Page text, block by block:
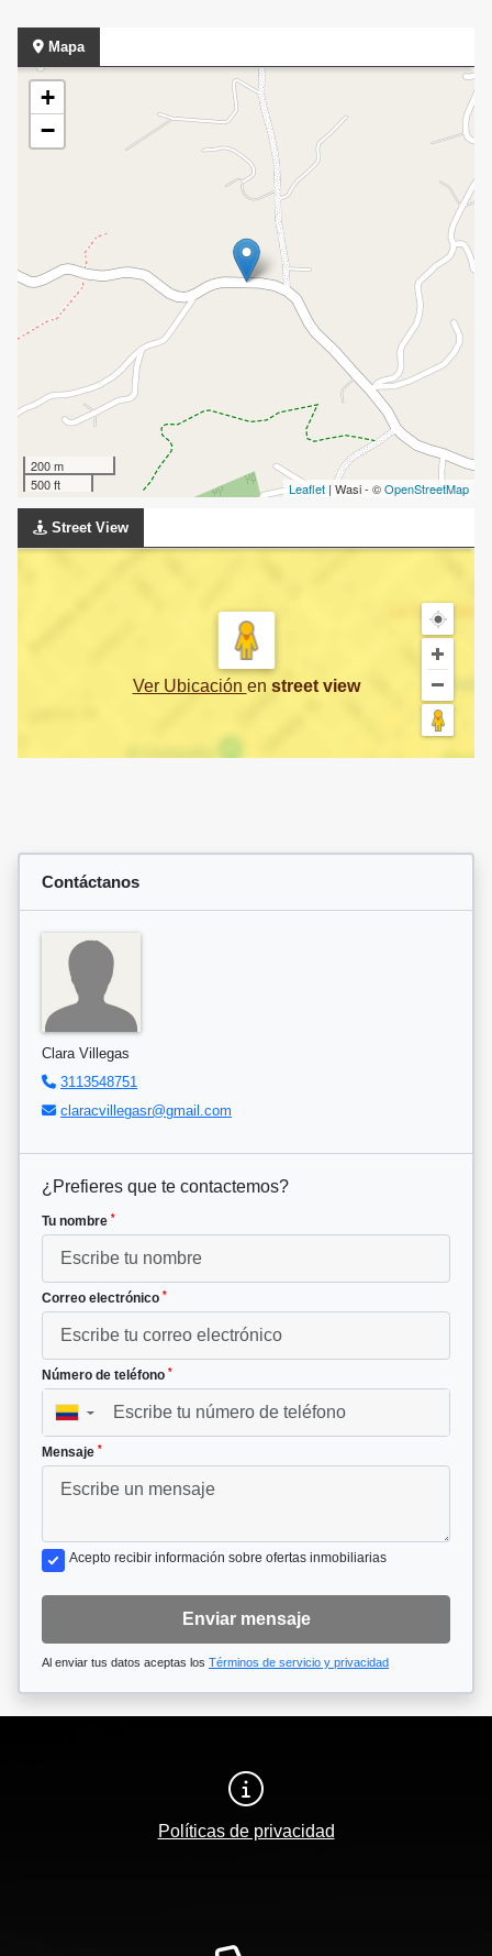
Mapa
+
−
200 m
500 ft
Leaflet | Wasi - ©OpenStreetMap
Street View
Ver Ubicación en street view
Contáctanos
Clara Villegas
3113548751
claracvillegasr@gmail.com
¿Prefieres que te contactemos?
Tu nombre *
Correo electrónico *
Número de teléfono *
▼
Mensaje *
Acepto recibir información sobre ofertas inmobiliarias
Enviar mensaje
Al enviar tus datos aceptas los Términos de servicio y privacidad
Políticas de privacidad